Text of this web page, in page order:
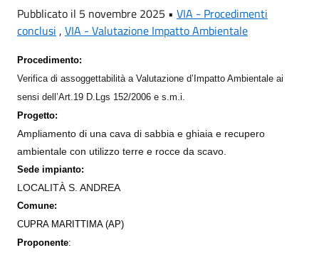
Pubblicato il 5 novembre 2025 • VIA - Procedimenti
conclusi , VIA - Valutazione Impatto Ambientale
Procedimento:
Verifica di assoggettabilità a Valutazione d’Impatto Ambientale ai
sensi dell’Art.19 D.Lgs 152/2006 e s.m.i.
Progetto:
Ampliamento di una cava di sabbia e ghiaia e recupero
ambientale con utilizzo terre e rocce da scavo.
Sede impianto:
LOCALITÀ S. ANDREA
Comune:
CUPRA MARITTIMA (AP)
Proponente: